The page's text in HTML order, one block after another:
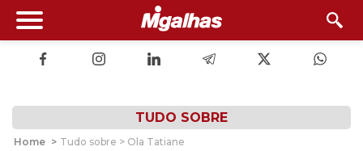
TUDO SOBRE
Home > Tudo sobre > Ola Tatiane